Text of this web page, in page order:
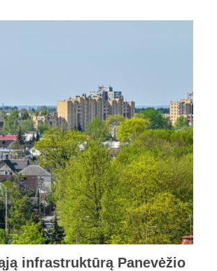
infrastruktūrą Panevėžio